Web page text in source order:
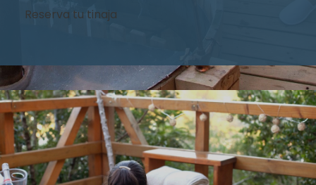
Reserva tu tinaja